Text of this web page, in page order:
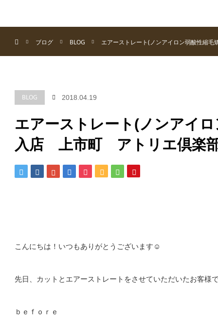
ブログ
BLOG エアーストレート(ノンアイロン弱酸性縮
BLOG 2018.04.19
エアーストレート(ノンアイ
入店 上市町 アトリエ倶楽
こんにちは！いつもありがとうございます☺
先日、カットとエアーストレートをさせていただいたお客様
ｂｅｆｏｒｅ